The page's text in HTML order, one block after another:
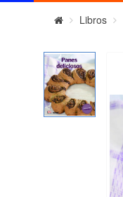
Libros